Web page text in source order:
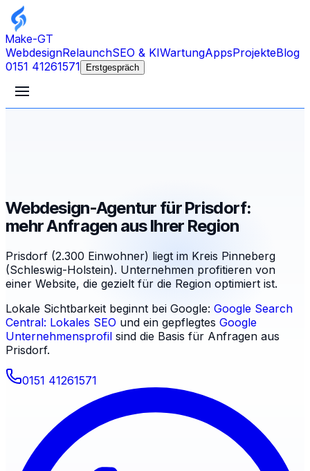
Make-GT
WebdesignRelaunchSEO & KIWartungAppsProjekteBlog
0151 41261571
Erstgespräch
Webdesign-Agentur für Prisdorf:
mehr Anfragen aus Ihrer Region
Prisdorf (2.300 Einwohner) liegt im Kreis Pinneberg
(Schleswig-Holstein). Unternehmen profitieren von
einer Website, die gezielt für die Region optimiert ist.
Lokale Sichtbarkeit beginnt bei Google: Google Search
Central: Lokales SEO und ein gepflegtes Google
Unternehmensprofil sind die Basis für Anfragen aus
Prisdorf.
0151 41261571